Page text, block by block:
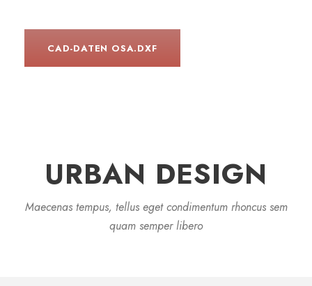
CAD-DATEN OSA.DXF
URBAN DESIGN
Maecenas tempus, tellus eget condimentum rhoncus sem
quam semper libero